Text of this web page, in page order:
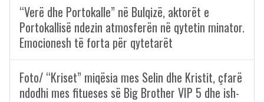
“Verë dhe Portokalle” në Bulqizë, aktorët e
Portokallisë ndezin atmosferën në qytetin minator.
Emocionesh të forta për qytetarët
Foto/ “Kriset” miqësia mes Selin dhe Kristit, çfarë
ndodhi mes fitueses së Big Brother VIP 5 dhe ish-